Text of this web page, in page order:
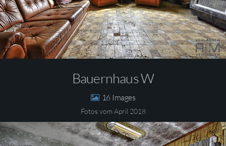
Bauernhaus W
16
Fotos vom April 2018